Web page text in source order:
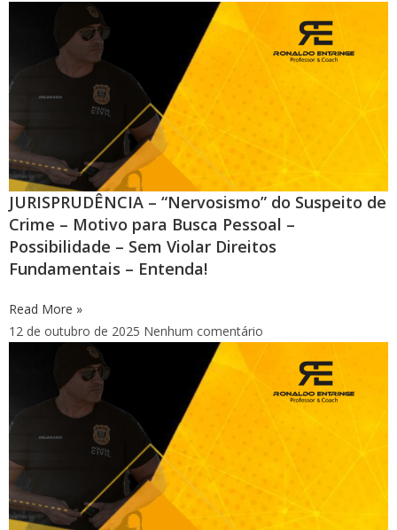
JURISPRUDÊNCIA – “Nervosismo” do Suspeito de
Crime – Motivo para Busca Pessoal –
Possibilidade – Sem Violar Direitos
Fundamentais – Entenda!
Read More »
12 de outubro de 2025 Nenhum comentário